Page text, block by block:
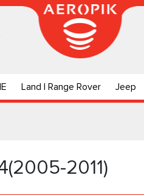
Land | Range Rover Jeep
2011)